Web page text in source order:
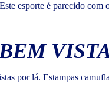
esporte é parecido
por lá. Estampas